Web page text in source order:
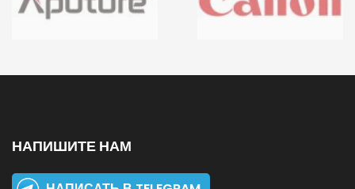
НАПИШИТЕ НАМ